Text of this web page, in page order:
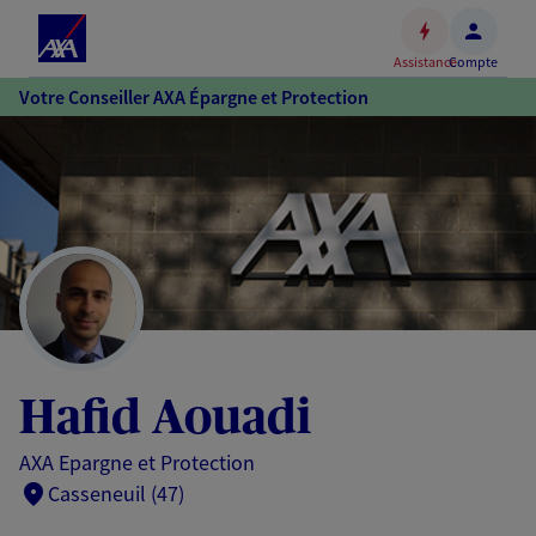
Accéder
au
Accéder
au
pied
de
page
AssistanceCompte
Votre Conseiller AXA Épargne et Protection
Hafid Aouadi
AXA Epargne et Protection
Casseneuil (47)